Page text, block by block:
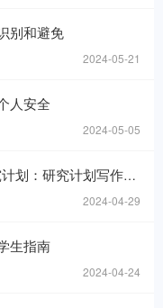
别和避免
2024-05-21
人安全
2024-05-05
究计划写作的七个要素
2024-04-29
生指南
2024-04-24